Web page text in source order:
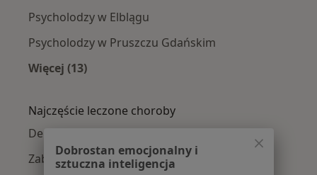
Psycholodzy w Elblągu
Psycholodzy w Pruszczu Gdańskim
Więcej (13)
Najczęście leczone choroby
Depresja w Tczewie
Zaburzenia lękowe w Tczewie
Dobrostan emocjonalny i
sztuczna inteligencja